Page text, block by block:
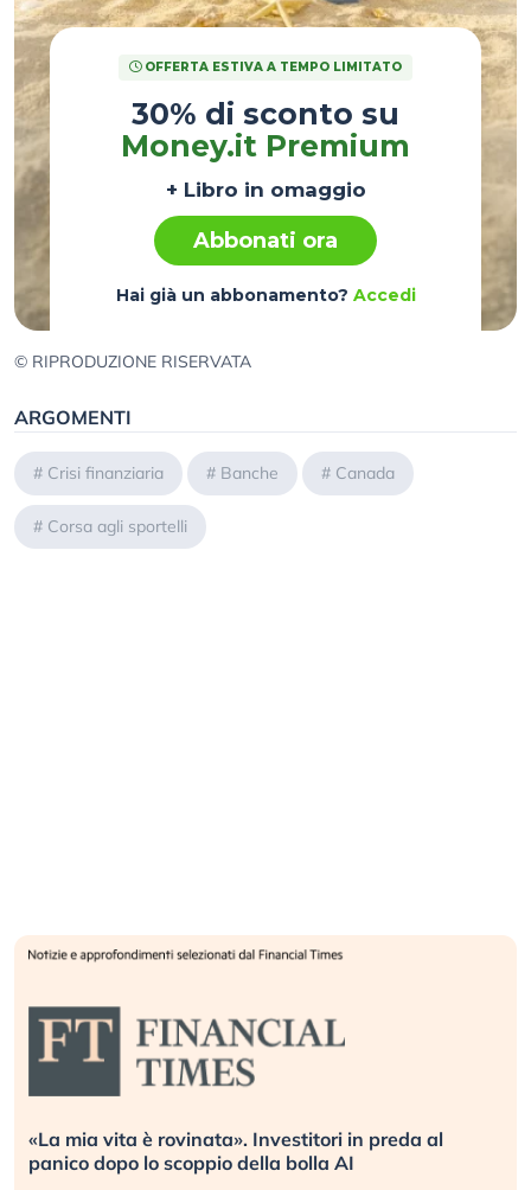
OFFERTA ESTIVA A TEMPO LIMITATO
30% di sconto su
Money.it Premium
+ Libro in omaggio
Abbonati ora
Hai già un abbonamento? Accedi
© RIPRODUZIONE RISERVATA
ARGOMENTI
# Crisi finanziaria # Banche # Canada
# Corsa agli sportelli
«La mia vita è rovinata». Investitori in preda al
panico dopo lo scoppio della bolla AI